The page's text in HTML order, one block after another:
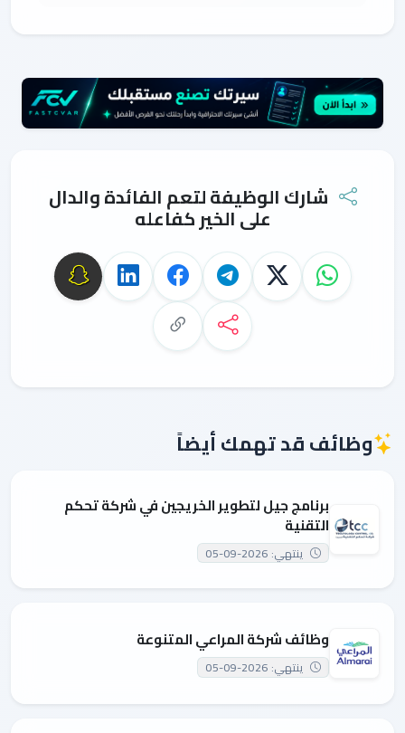
شارك الوظيفة لتعم الفائدة والدال
على الخير كفاعله
وظائف قد تهمك أيضاً
برنامج جيل لتطوير الخريجين في شركة تحكم
التقنية
ينتهي: 2026-09-05
وظائف شركة المراعي المتنوعة
ينتهي: 2026-09-05